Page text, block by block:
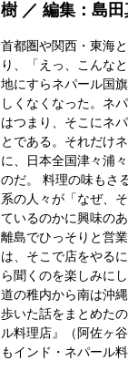
樹 ／ 編集：島田
首都圏や関西・東海
り、「えっ、こんな
地にすらネパール国
しくなくなった。ネ
はつまり、そこにネ
とである。それだけ
に、日本全国津々浦
のだ。 料理の味もさ
系の人々が「なぜ、
ているのかに興味の
離島でひっそりと営
は、そこで店をやる
ら聞くのを楽しみに
道の稚内から南は沖
歩いた話をまとめた
ル料理店』（阿佐ヶ
もインド・ネパール